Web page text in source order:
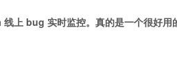
上 bug 实时监控。真的是一个很好用